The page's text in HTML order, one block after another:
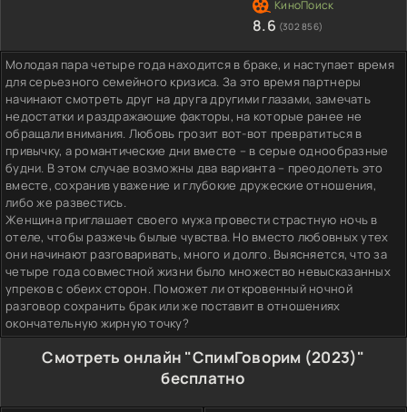
8.6 (302 856)
Молодая пара четыре года находится в браке, и наступает время
для серьезного семейного кризиса. За это время партнеры
начинают смотреть друг на друга другими глазами, замечать
недостатки и раздражающие факторы, на которые ранее не
обращали внимания. Любовь грозит вот-вот превратиться в
привычку, а романтические дни вместе – в серые однообразные
будни. В этом случае возможны два варианта – преодолеть это
вместе, сохранив уважение и глубокие дружеские отношения,
либо же развестись.
Женщина приглашает своего мужа провести страстную ночь в
отеле, чтобы разжечь былые чувства. Но вместо любовных утех
они начинают разговаривать, много и долго. Выясняется, что за
четыре года совместной жизни было множество невысказанных
упреков с обеих сторон. Поможет ли откровенный ночной
разговор сохранить брак или же поставит в отношениях
окончательную жирную точку?
Смотреть онлайн "СпимГоворим (2023)"
бесплатно